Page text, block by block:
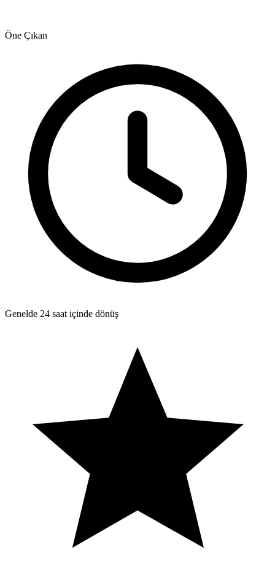
Öne Çıkan
Genelde 24 saat içinde dönüş